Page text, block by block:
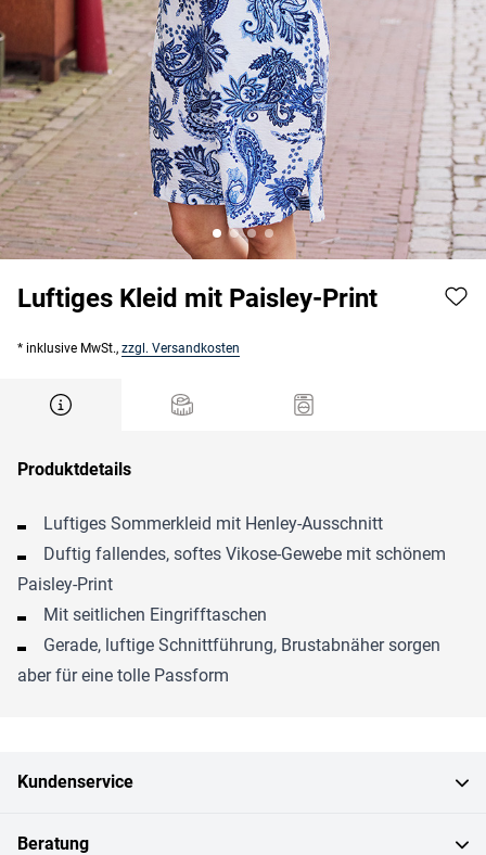
Luftiges Kleid mit Paisley-Print
* inklusive MwSt., zzgl. Versandkosten
Produktdetails
Luftiges Sommerkleid mit Henley-Ausschnitt
Duftig fallendes, softes Vikose-Gewebe mit schönem
Paisley-Print
Mit seitlichen Eingrifftaschen
Gerade, luftige Schnittführung, Brustabnäher sorgen
aber für eine tolle Passform
Kundenservice
Beratung